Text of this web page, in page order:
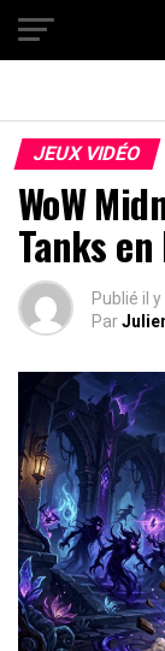
JEUX VIDÉO
WoW
Tanks
Publié il y
Par